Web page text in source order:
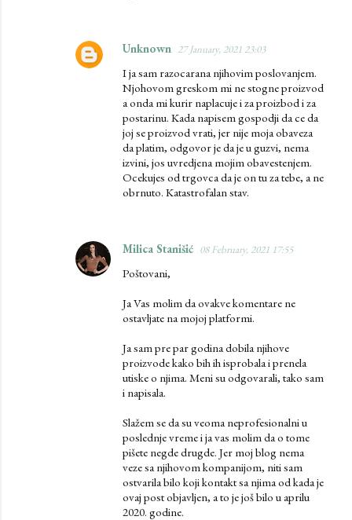
Unknown 27 January, 2021 23:03
I ja sam razocarana njihovim poslovanjem.
Njohovom greskom mi ne stogne proizvod
a onda mi kurir naplacuje i za proizbod i za
postarinu. Kada napisem gospodji da ce da
joj se proizvod vrati, jer nije moja obaveza
da platim, odgovor je da je u guzvi, nema
izvini, jos uvredjena mojim obavestenjem.
Ocekujes od trgovca da je on tu za tebe, a ne
obrnuto. Katastrofalan stav.
Milica Stanišić 08 February, 2021 17:55
Poštovani,
Ja Vas molim da ovakve komentare ne
ostavljate na mojoj platformi.
Ja sam pre par godina dobila njihove
proizvode kako bih ih isprobala i prenela
utiske o njima. Meni su odgovarali, tako sam
i napisala.
Slažem se da su veoma neprofesionalni u
poslednje vreme i ja vas molim da o tome
pišete negde drugde. Jer moj blog nema
veze sa njihovom kompanijom, niti sam
ostvarila bilo koji kontakt sa njima od kada je
ovaj post objavljen, a to je još bilo u aprilu
2020. godine.